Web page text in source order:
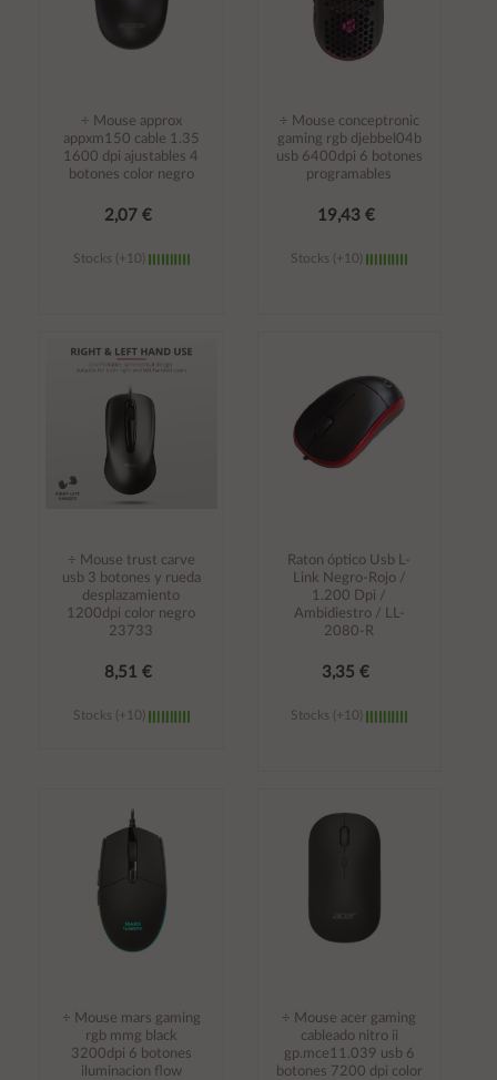
÷ Mouse approx
appxm150 cable 1.35
1600 dpi ajustables 4
botones color negro
2,07 €
Stocks (+10)
carrito
÷ Mouse conceptronic
gaming rgb djebbel04b
usb 6400dpi 6 botones
programables
19,43 €
Stocks (+10)
÷ Mouse trust carve
usb 3 botones y rueda
desplazamiento
1200dpi color negro
23733
8,51 €
Stocks (+10)
carrito
Raton óptico Usb L-
Link Negro-Rojo /
1.200 Dpi /
Ambidiestro / LL-
2080-R
3,35 €
Stocks (+10)
carrito
÷ Mouse mars gaming
rgb mmg black
3200dpi 6 botones
iluminacion flow
÷ Mouse acer gaming
cableado nitro ii
gp.mce11.039 usb 6
botones 7200 dpi color